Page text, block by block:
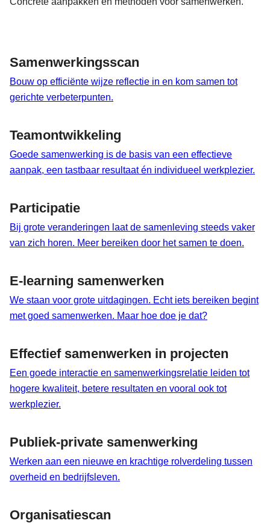
Samenwerkingsscan
Bouw op efficiënte wijze reflectie in en kom samen tot
gerichte verbeterpunten.
Teamontwikkeling
Goede samenwerking is de basis van een effectieve
aanpak, een tastbaar resultaat én individueel werkplezier.
Participatie
Bij grote veranderingen laat de samenleving steeds vaker
van zich horen. Meer bereiken door het samen te doen.
E-learning samenwerken
We staan voor grote uitdagingen. Echt iets bereiken begint
met goed samenwerken. Maar hoe doe je dat?
Effectief samenwerken in projecten
Een goede interactie en samenwerkingsrelatie leiden tot
hogere kwaliteit, betere resultaten en vooral ook tot
werkplezier.
Publiek-private samenwerking
Werken aan een nieuwe en krachtige rolverdeling tussen
overheid en bedrijfsleven.
Organisatiescan